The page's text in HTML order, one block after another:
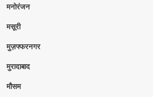
मनोरंजन
मसूरी
मुज़फ्फरनगर
मुरादाबाद
मौसम